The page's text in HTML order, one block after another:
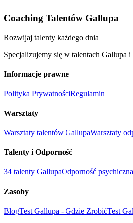
Coaching Talentów Gallupa
Rozwijaj talenty każdego dnia
Specjalizujemy się w talentach Gallupa
Informacje prawne
Polityka PrywatnościRegulamin
Warsztaty
Warsztaty talentów GallupaWarsztaty
Talenty i Odporność
34 talenty GallupaOdporność
Zasoby
BlogTest Gallupa - Gdzie ZrobićTest